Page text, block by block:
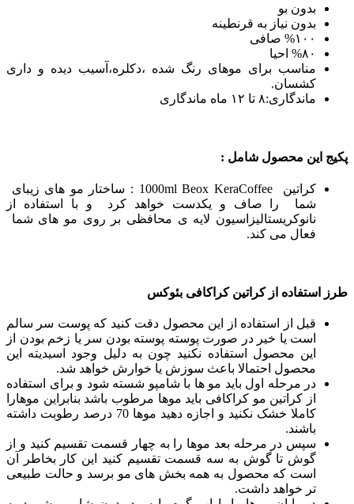
بدون بو
بدون نیاز به قرنطینه
%۱۰۰ صافی
%۸۰ احیا
مناسب برای موهای رنگ شده ،دکلره،آسیب دیده و داری
کشسان.
ماندگاری:۸ تا ۱۲ ماه ماندگاری
پکیج این محصول شامل :
کراتین 1000ml Beox KeraCoffee : ساختار مو های زیبای
شما را صاف و یکدست خواهد کرد و با استفاده از
نانوکریستالیزاسیون لایه ی محافظی بر روی مو های شما
فعال می کند.
طرز استفاده از کراتین کراکافی بئوکس
قبل از استفاده از این محصول دقت کنید که پوست سر سالم
است یا خیر در صورت پوسته پوسته بودن سر یا زخم بودن از
این محصول استفاده نکنید چون به دلیل وجود اسیدیته این
محصول احتمالا باعث سوزش یا خوارش خواهد شد.
در مرحله اول باید مو ها با شامپو شسته شود و برای استفاده
از کراتین مو کراکافی باید موها مرطوب باشد بنابراین موهارا
کاملا خشک نکنید و اجازه دهید موها 70 درصد رطوبت داشته
باشند.
سپس در مرحله بعد موها را به چهار قسمت تقسیم کنید و از
گوش تا گوش به سه قسمت تقسیم کنید این کار بخاطر آن
است که محصول به همه بخش های مو برسد و حالت طبیعی
تر خواهد داشت.